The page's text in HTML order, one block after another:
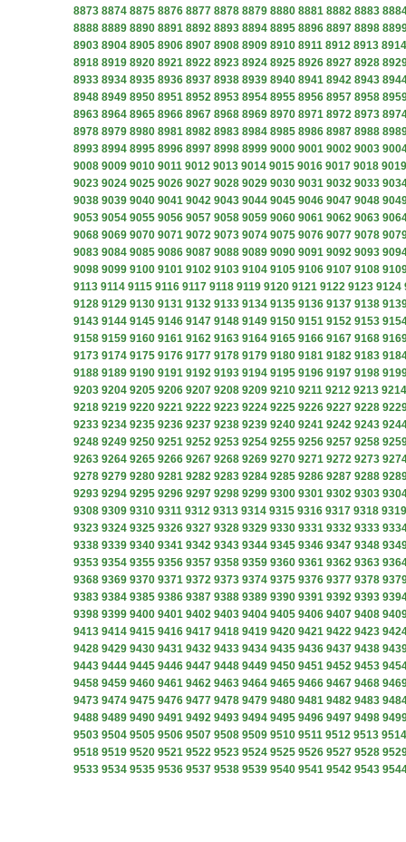
8873 8874 8875 8876 8877 8878 8879 8880 8881 8882 8883
8888 8889 8890 8891 8892 8893 8894 8895 8896 8897 8898
8903 8904 8905 8906 8907 8908 8909 8910 8911 8912 8913 8914
8918 8919 8920 8921 8922 8923 8924 8925 8926 8927 8928
8933 8934 8935 8936 8937 8938 8939 8940 8941 8942 8943
8948 8949 8950 8951 8952 8953 8954 8955 8956 8957 8958
8963 8964 8965 8966 8967 8968 8969 8970 8971 8972 8973
8978 8979 8980 8981 8982 8983 8984 8985 8986 8987 8988
8993 8994 8995 8996 8997 8998 8999 9000 9001 9002 9003
9008 9009 9010 9011 9012 9013 9014 9015 9016 9017 9018 9019
9023 9024 9025 9026 9027 9028 9029 9030 9031 9032 9033
9038 9039 9040 9041 9042 9043 9044 9045 9046 9047 9048
9053 9054 9055 9056 9057 9058 9059 9060 9061 9062 9063
9068 9069 9070 9071 9072 9073 9074 9075 9076 9077 9078
9083 9084 9085 9086 9087 9088 9089 9090 9091 9092 9093
9098 9099 9100 9101 9102 9103 9104 9105 9106 9107 9108
9113 9114 9115 9116 9117 9118 9119 9120 9121 9122 9123 9124
9128 9129 9130 9131 9132 9133 9134 9135 9136 9137 9138
9143 9144 9145 9146 9147 9148 9149 9150 9151 9152 9153
9158 9159 9160 9161 9162 9163 9164 9165 9166 9167 9168
9173 9174 9175 9176 9177 9178 9179 9180 9181 9182 9183
9188 9189 9190 9191 9192 9193 9194 9195 9196 9197 9198
9203 9204 9205 9206 9207 9208 9209 9210 9211 9212 9213 9214
9218 9219 9220 9221 9222 9223 9224 9225 9226 9227 9228
9233 9234 9235 9236 9237 9238 9239 9240 9241 9242 9243
9248 9249 9250 9251 9252 9253 9254 9255 9256 9257 9258
9263 9264 9265 9266 9267 9268 9269 9270 9271 9272 9273
9278 9279 9280 9281 9282 9283 9284 9285 9286 9287 9288
9293 9294 9295 9296 9297 9298 9299 9300 9301 9302 9303
9308 9309 9310 9311 9312 9313 9314 9315 9316 9317 9318 9319
9323 9324 9325 9326 9327 9328 9329 9330 9331 9332 9333
9338 9339 9340 9341 9342 9343 9344 9345 9346 9347 9348
9353 9354 9355 9356 9357 9358 9359 9360 9361 9362 9363
9368 9369 9370 9371 9372 9373 9374 9375 9376 9377 9378
9383 9384 9385 9386 9387 9388 9389 9390 9391 9392 9393
9398 9399 9400 9401 9402 9403 9404 9405 9406 9407 9408
9413 9414 9415 9416 9417 9418 9419 9420 9421 9422 9423
9428 9429 9430 9431 9432 9433 9434 9435 9436 9437 9438
9443 9444 9445 9446 9447 9448 9449 9450 9451 9452 9453
9458 9459 9460 9461 9462 9463 9464 9465 9466 9467 9468
9473 9474 9475 9476 9477 9478 9479 9480 9481 9482 9483
9488 9489 9490 9491 9492 9493 9494 9495 9496 9497 9498
9503 9504 9505 9506 9507 9508 9509 9510 9511 9512 9513 9514
9518 9519 9520 9521 9522 9523 9524 9525 9526 9527 9528
9533 9534 9535 9536 9537 9538 9539 9540 9541 9542 9543